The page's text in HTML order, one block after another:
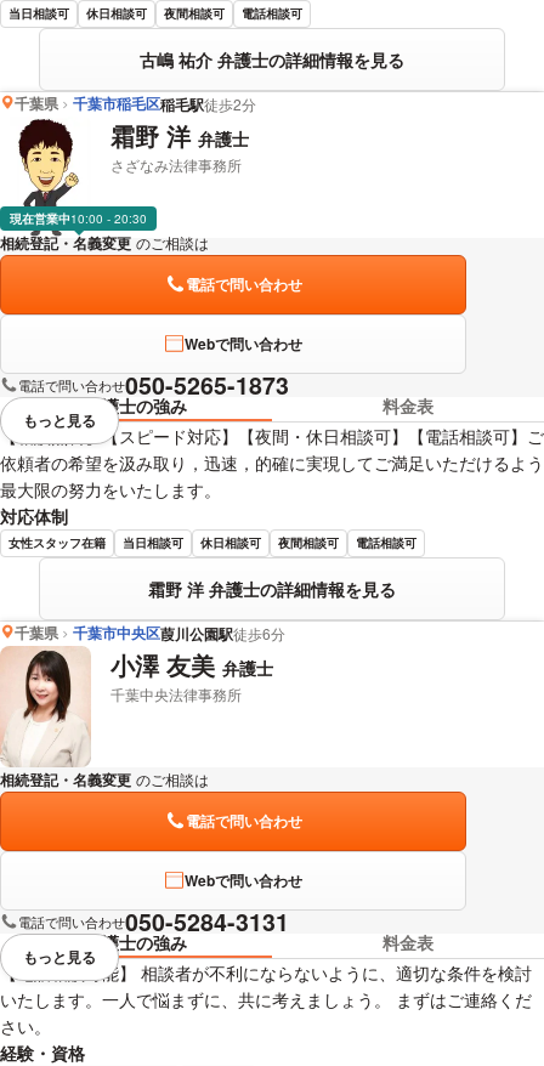
当日相談可 休日相談可 夜間相談可 電話相談可
古嶋 祐介 弁護士の詳細情報を見る
千葉県 千葉市稲毛区稲毛駅徒歩2分
霜野 洋 弁護士
さざなみ法律事務所
現在営業中10:00 - 20:30
相続登記・名義変更 のご相談は
電話で問い合わせ
Webで問い合わせ
電話で問い合わせ050-5265-1873
弁護士の強み
料金表
【相談無料】【スピード対応】【夜間・休日相談可】【電話相談可】ご
依頼者の希望を汲み取り，迅速，的確に実現してご満足いただけるよう
最大限の努力をいたします。
対応体制
女性スタッフ在籍 当日相談可 休日相談可 夜間相談可 電話相談可
霜野 洋 弁護士の詳細情報を見る
視覚的に省略されている要素を
もっと見る
千葉県 千葉市中央区葭川公園駅徒歩6分
小澤 友美 弁護士
千葉中央法律事務所
相続登記・名義変更 のご相談は
電話で問い合わせ
Webで問い合わせ
電話で問い合わせ050-5284-3131
弁護士の強み
料金表
【電話相談可能】 相談者が不利にならないように、適切な条件を検討
いたします。一人で悩まずに、共に考えましょう。 まずはご連絡くだ
さい。
経験・資格
視覚的に省略されている要素を
もっと見る